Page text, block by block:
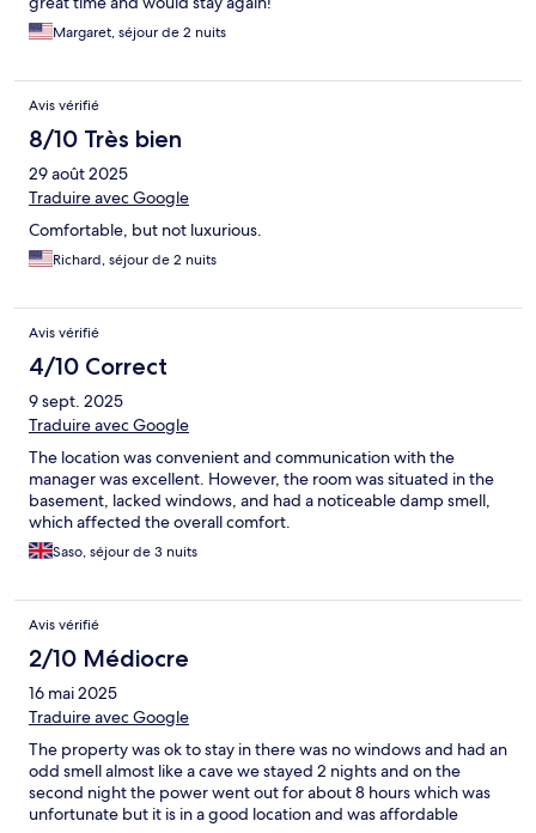
Margaret, séjour de 2 nuits
Avis vérifié
8/10 Très bien
29 août 2025
Traduire avec Google
Comfortable, but not luxurious.
Richard, séjour de 2 nuits
Avis vérifié
4/10 Correct
9 sept. 2025
Traduire avec Google
The location was convenient and communication with the
manager was excellent. However, the room was situated in the
basement, lacked windows, and had a noticeable damp smell,
which affected the overall comfort.
Saso, séjour de 3 nuits
Avis vérifié
2/10 Médiocre
16 mai 2025
Traduire avec Google
The property was ok to stay in there was no windows and had an
odd smell almost like a cave we stayed 2 nights and on the
second night the power went out for about 8 hours which was
unfortunate but it is in a good location and was affordable